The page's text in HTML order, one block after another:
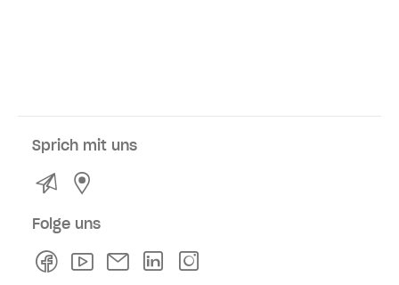
Sprich mit uns
Kontakt
Folge uns
FacebookYoutubeNewsletterLinkedln